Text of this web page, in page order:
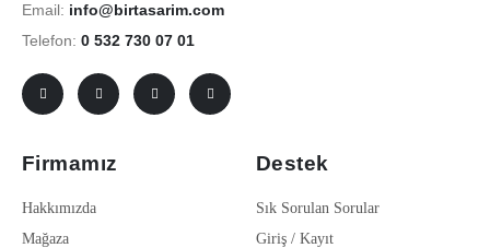
Email: info@birtasarim.com
Telefon: 0 532 730 07 01
Firmamız
Hakkımızda
Mağaza
Destek
Sık Sorulan Sorular
Giriş / Kayıt